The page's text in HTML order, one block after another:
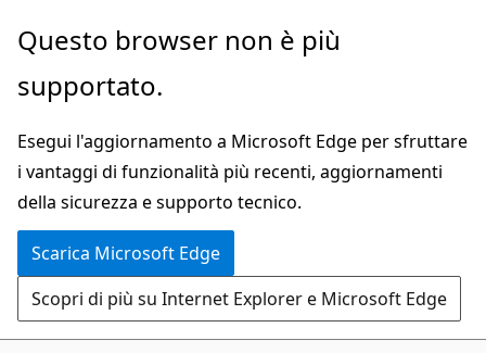
Ignora
passa
contenuto
principale
Questo browser non è più
supportato.
Esegui l'aggiornamento a Microsoft Edge per sfruttare
i vantaggi di funzionalità più recenti, aggiornamenti
della sicurezza e supporto tecnico.
Scarica Microsoft Edge
Scopri di più su Internet Explorer e Microsoft Edge